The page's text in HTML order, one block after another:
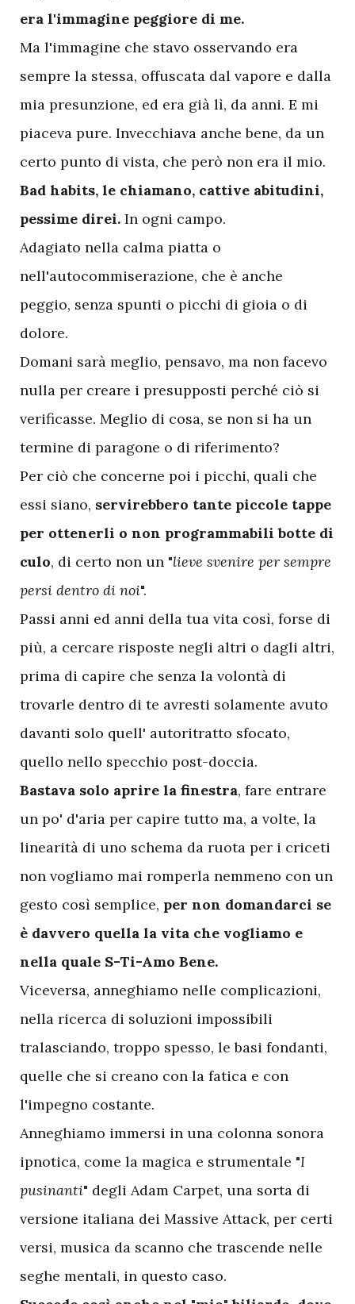
era l'immagine peggiore di me.
Ma l'immagine che stavo osservando era
sempre la stessa, offuscata dal vapore e dalla
mia presunzione, ed era già lì, da anni. E mi
piaceva pure. Invecchiava anche bene, da un
certo punto di vista, che però non era il mio.
Bad habits, le chiamano, cattive abitudini,
pessime direi. In ogni campo.
Adagiato nella calma piatta o
nell'autocommiserazione, che è anche
peggio, senza spunti o picchi di gioia o di
dolore.
Domani sarà meglio, pensavo, ma non facevo
nulla per creare i presupposti perché ciò si
verificasse. Meglio di cosa, se non si ha un
termine di paragone o di riferimento?
Per ciò che concerne poi i picchi, quali che
essi siano, servirebbero tante piccole tappe
per ottenerli o non programmabili botte di
culo, di certo non un "lieve svenire per sempre
persi dentro di noi".
Passi anni ed anni della tua vita così, forse di
più, a cercare risposte negli altri o dagli altri,
prima di capire che senza la volontà di
trovarle dentro di te avresti solamente avuto
davanti solo quell' autoritratto sfocato,
quello nello specchio post-doccia.
Bastava solo aprire la finestra, fare entrare
un po' d'aria per capire tutto ma, a volte, la
linearità di uno schema da ruota per i criceti
non vogliamo mai romperla nemmeno con un
gesto così semplice, per non domandarci se
è davvero quella la vita che vogliamo e
nella quale S-Ti-Amo Bene.
Viceversa, anneghiamo nelle complicazioni,
nella ricerca di soluzioni impossibili
tralasciando, troppo spesso, le basi fondanti,
quelle che si creano con la fatica e con
l'impegno costante.
Anneghiamo immersi in una colonna sonora
ipnotica, come la magica e strumentale "I
pusinanti" degli Adam Carpet, una sorta di
versione italiana dei Massive Attack, per certi
versi, musica da scanno che trascende nelle
seghe mentali, in questo caso.